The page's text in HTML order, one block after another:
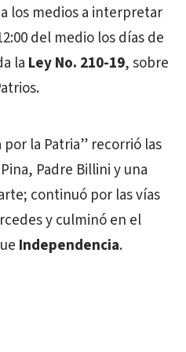
los medios a interpretar
del medio los días de
la Ley No. 210-19, sobre
por la Patria” recorrió las
Padre Billini y una
continuó por las vías
y culminó en el
Independencia.